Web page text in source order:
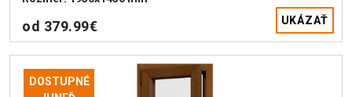
od 379.99€ UKÁZAŤ
DOSTUPNÉ